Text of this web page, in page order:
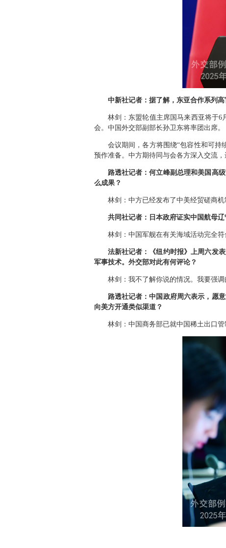
中新社记者：据了解，东亚合作系列
林剑：东盟轮值主席国马来西亚将于6
会。中国外交部副部长孙卫东将率团出席。
会议期间，各方将围绕“包容性和可
预作准备。中方期待同与会各方深入交流
路透社记者：何立峰副总理和美国高
么成果？
林剑：中方已经发布了中美经贸磋商
共同社记者：日本政府证实中国航母
林剑：中国军舰在有关海域活动完全
法新社记者：《纽约时报》上周六发
军事技术。外交部对此有何评论？
林剑：我不了解你说的情况。我要强
路透社记者：中国政府周六表示，愿
向美方开通类似渠道？
林剑：中国商务部已就中国稀土出口